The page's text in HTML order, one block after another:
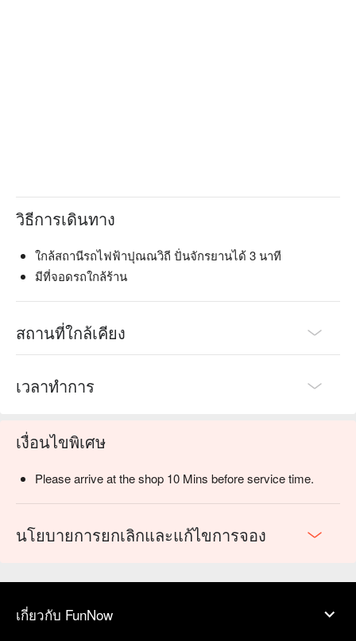
วิธีการเดินทาง
ใกล้สถานีรถไฟฟ้าปุณณวิถี ปั่นจักรยานได้ 3 นาที
มีที่จอดรถใกล้ร้าน
สถานที่ใกล้เคียง
เวลาทำการ
เงื่อนไขพิเศษ
Please arrive at the shop 10 Mins before service time.
นโยบายการยกเลิกและแก้ไขการจอง
เกี่ยวกับ FunNow